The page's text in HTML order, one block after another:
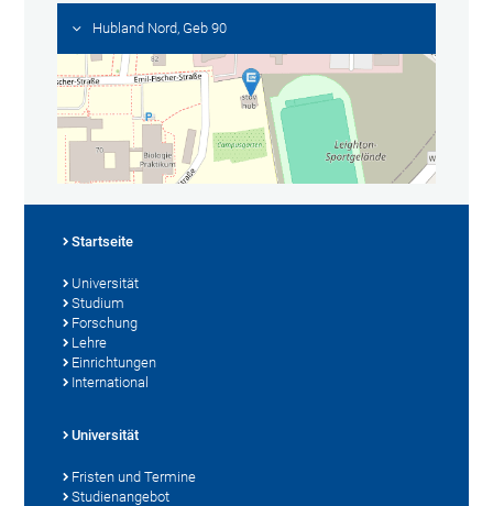
Hubland Nord, Geb 90
Startseite
Universität
Studium
Forschung
Lehre
Einrichtungen
International
Universität
Fristen und Termine
Studienangebot